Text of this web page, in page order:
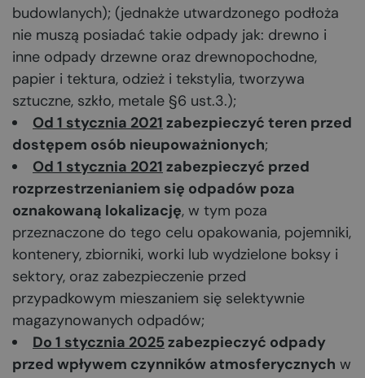
budowlanych); (jednakże utwardzonego podłoża
nie muszą posiadać takie odpady jak: drewno i
inne odpady drzewne oraz drewnopochodne,
papier i tektura, odzież i tekstylia, tworzywa
sztuczne, szkło, metale §6 ust.3.);
Od 1 stycznia 2021 zabezpieczyć teren przed
dostępem osób nieupoważnionych;
Od 1 stycznia 2021 zabezpieczyć przed
rozprzestrzenianiem się odpadów poza
oznakowaną lokalizację, w tym poza
przeznaczone do tego celu opakowania, pojemniki,
kontenery, zbiorniki, worki lub wydzielone boksy i
sektory, oraz zabezpieczenie przed
przypadkowym mieszaniem się selektywnie
magazynowanych odpadów;
Do 1 stycznia 2025zabezpieczyć odpady
przed wpływem czynników atmosferycznych w